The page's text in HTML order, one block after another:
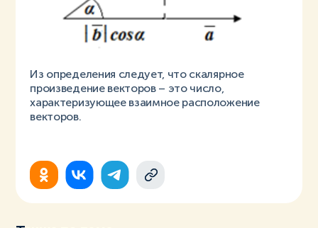
Из определения следует, что скалярное
произведение векторов – это число,
характеризующее взаимное расположение
векторов.